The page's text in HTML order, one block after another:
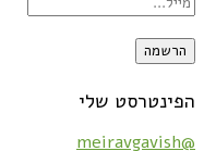
הפינטרסט שלי
@meiravgavish